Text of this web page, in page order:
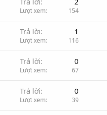
Lượt xem 154
Trả lời 1
Lượt xem 116
Trả lời 0
Lượt xem 67
Trả lời 0
Lượt xem 39